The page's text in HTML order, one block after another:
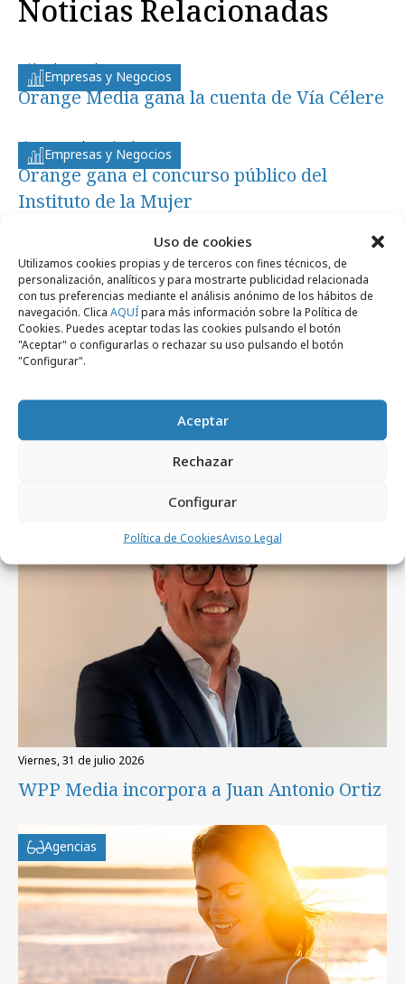
Uso de cookies
Utilizamos cookies propias y de terceros con fines técnicos, de
personalización, analíticos y para mostrarte publicidad relacionada
con tus preferencias mediante el análisis anónimo de los hábitos de
navegación. Clica AQUÍpara más información sobre la Política de
Cookies. Puedes aceptar todas las cookies pulsando el botón
"Aceptar" o configurarlas o rechazar su uso pulsando el botón
"Configurar".
Aceptar
Rechazar
Configurar
Política de CookiesAviso Legal
Noticias Relacionadas
Empresas y Negocios
miércoles, 26 de enero 2011
Orange Media gana la cuenta de Vía Célere
Empresas y Negocios
viernes, 12 de noviembre 2010
Orange gana el concurso público del
Instituto de la Mujer
Empresas y Negocios
lunes, 8 de noviembre 2010
Orange Media realizará la campaña del
Plan de Formación para el Empleo
Artículos recientes
viernes, 31 de julio 2026
WPP Media incorpora a Juan Antonio Ortiz
Agencias